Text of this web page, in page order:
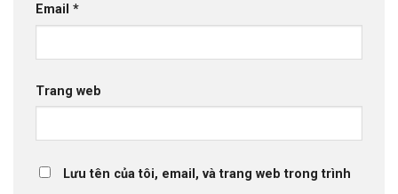
Email *
Trang web
Lưu tên của tôi, email, và trang web trong trình